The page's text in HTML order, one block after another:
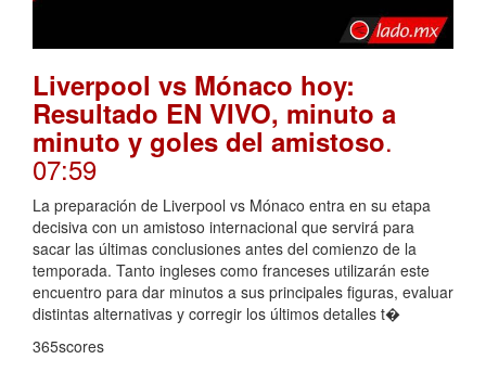
Liverpool vs Mónaco hoy:
Resultado EN VIVO, minuto a
minuto y goles del amistoso.
07:59
La preparación de Liverpool vs Mónaco entra en su etapa
decisiva con un amistoso internacional que servirá para
sacar las últimas conclusiones antes del comienzo de la
temporada. Tanto ingleses como franceses utilizarán este
encuentro para dar minutos a sus principales figuras, evaluar
distintas alternativas y corregir los últimos detalles t�
365scores